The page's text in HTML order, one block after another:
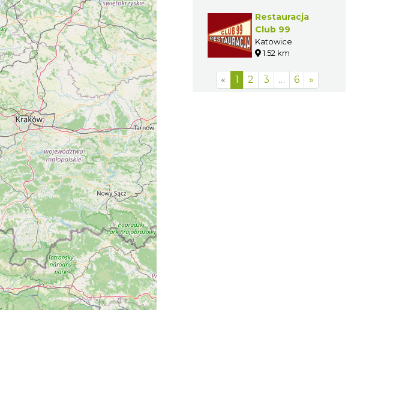
Restauracja
Club 99
Katowice
1.52 km
« 1 2 3 … 6 »